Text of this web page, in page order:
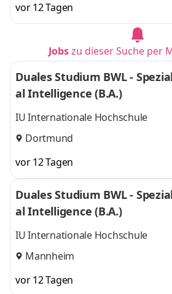
vor 12 Tagen
Jobszu dieser Suche per
Duales Studium BWL -
al Intelligence (B.A.)
IU Internationale Hochschule
Dortmund
vor 12 Tagen
Duales Studium BWL -
al Intelligence (B.A.)
IU Internationale Hochschule
Mannheim
vor 12 Tagen